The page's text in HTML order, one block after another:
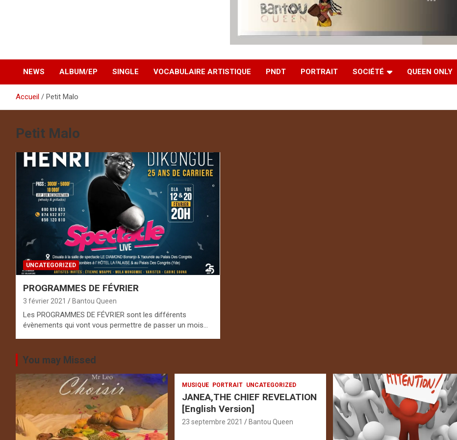
NEWS ALBUM/EP SINGLE VOCABULAIRE ARTISTIQUE PNDT PORTRAIT SOCIÉTÉ QUEEN ONLY
Accueil Petit Malo
Petit Malo
UNCATEGORIZED
PROGRAMMES DE FÉVRIER
3 février 2021 Bantou Queen
Les PROGRAMMES DE FÉVRIER sont les différents
évènements qui vont vous permettre de passer un mois…
You may Missed
MUSIQUE PORTRAIT UNCATEGORIZED
JANEA,THE CHIEF REVELATION
[English Version]
23 septembre 2021 Bantou Queen